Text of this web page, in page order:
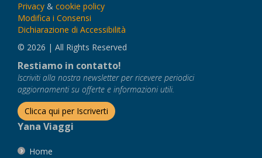
Privacy & cookie policy
Modifica i Consensi
Dichiarazione di Accessibilità
© 2026 | All Rights Reserved
Restiamo in contatto!
Iscriviti alla nostra newsletter per ricevere periodici
aggiornamenti su offerte e informazioni utili.
Clicca qui per Iscriverti
Yana Viaggi
Home